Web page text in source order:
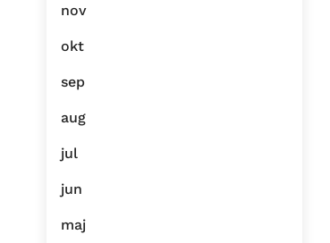
nov
okt
sep
aug
jul
jun
maj